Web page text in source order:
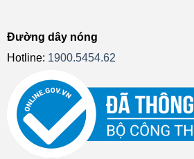
Đường dây nóng
Hotline: 1900.5454.62